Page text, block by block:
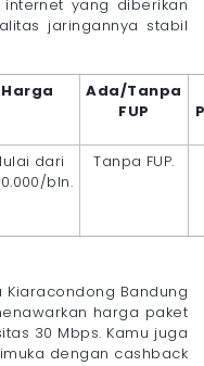
yang diberikan
jaringannya stabil
Harga
Ada/Tanpa
FUP
dari
bln.
Tanpa FUP.
Bandung
harga paket
30 Mbps. Kamu juga
dengan cashback